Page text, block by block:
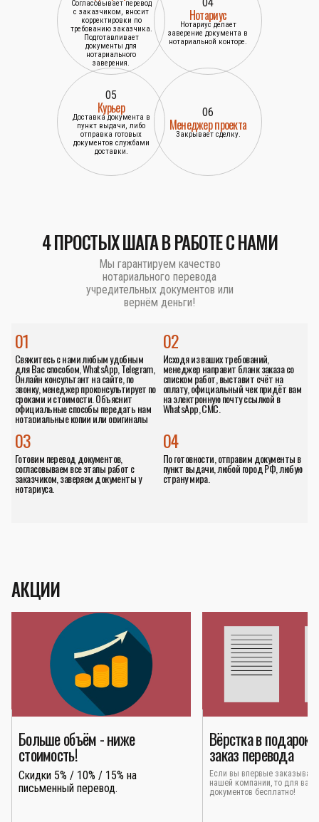
Согласовывает перевод
с заказчиком, вносит
корректировки по
требованию заказчика.
Подготавливает
документы для
нотариального
заверения.
Нотариус
Нотариус делает
заверение документа в
нотариальной конторе.
05
Курьер
Доставка документа в
пункт выдачи, либо
отправка готовых
документов службами
доставки.
06
Менеджер проекта
Закрывает сделку.
4 ПРОСТЫХ ШАГА В РАБОТЕ С НАМИ
Мы гарантируем качество
нотариального перевода
учредительных документов или
вернём деньги!
01
Свяжитесь с нами любым удобным
для Вас способом, WhatsApp, Telegram,
Онлайн консультант на сайте, по
звонку, менеджер проконсультирует по
сроками и стоимости. Объяснит
официальные способы передать нам
нотариальные копии или оригиналы
02
Исходя из ваших требований,
менеджер направит бланк заказа со
списком работ, выставит счёт на
оплату, официальный чек придёт вам
на электронную почту ссылкой в
WhatsApp, СМС.
04
По готовности, отправим документы в
пункт выдачи, любой город РФ, любую
страну мира.
03
Готовим перевод документов,
согласовываем все этапы работ с
заказчиком, заверяем документы у
нотариуса.
АКЦИИ
Больше объём - ниже
стоимость!
Скидки 5% / 10% / 15% на
письменный перевод.
Вёрстка в подарок
заказ перевода
Если вы впервые
нашей компании, то для вас
документов бесплатно!